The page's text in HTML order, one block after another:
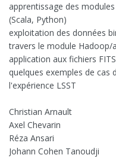
apprentissage des
(Scala, Python)
exploitation des données
travers le module Hadoop/
application aux fichiers FITS
quelques exemples de cas
l'expérience LSST
Christian Arnault
Axel Chevarin
Réza Ansari
Johann Cohen Tanoudji